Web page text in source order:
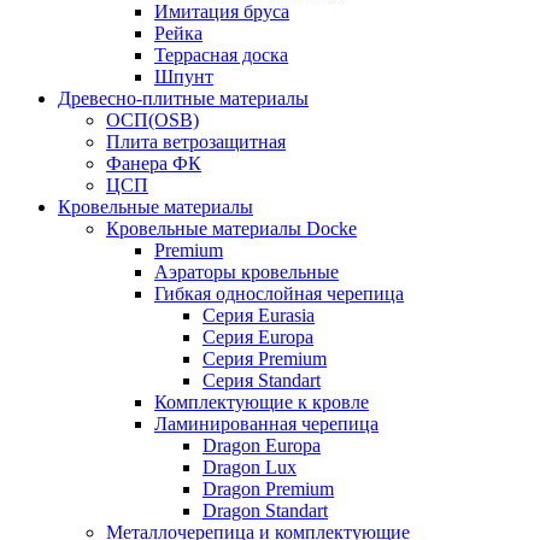
Имитация бруса
Рейка
Террасная доска
Шпунт
Древесно-плитные материалы
ОСП(OSB)
Плита ветрозащитная
Фанера ФК
ЦСП
Кровельные материалы
Кровельные материалы Docke
Premium
Аэраторы кровельные
Гибкая однослойная черепица
Серия Eurasia
Серия Europa
Серия Premium
Серия Standart
Комплектующие к кровле
Ламинированная черепица
Dragon Europa
Dragon Lux
Dragon Premium
Dragon Standart
Металлочерепица и комплектующие